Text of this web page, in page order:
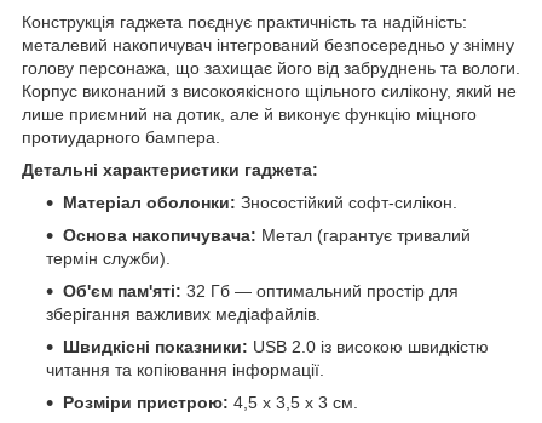
Конструкція гаджета поєднує практичність та надійність:
металевий накопичувач інтегрований безпосередньо у знімну
голову персонажа, що захищає його від забруднень та вологи.
Корпус виконаний з високоякісного щільного силікону, який не
лише приємний на дотик, але й виконує функцію міцного
протиударного бампера.
Детальні характеристики гаджета:
Матеріал оболонки: Зносостійкий софт-силікон.
Основа накопичувача: Метал (гарантує тривалий
термін служби).
Об'єм пам'яті: 32 Гб — оптимальний простір для
зберігання важливих медіафайлів.
Швидкісні показники: USB 2.0 із високою швидкістю
читання та копіювання інформації.
Розміри пристрою: 4,5 х 3,5 х 3 см.